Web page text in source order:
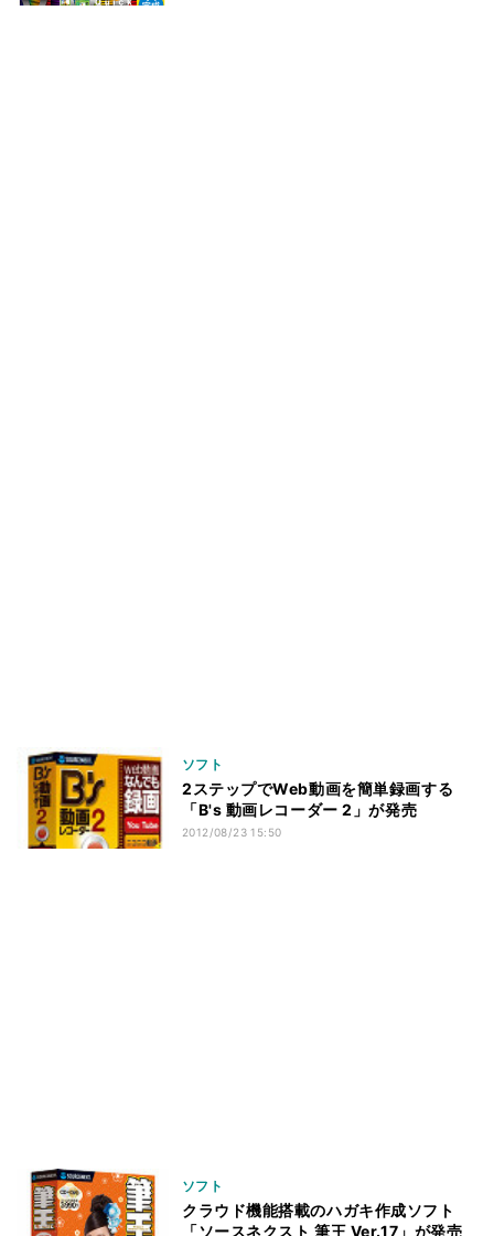
ソフト
2ステップでWeb動画を簡単録画する
「B's 動画レコーダー 2」が発売
2012/08/23 15:50
ソフト
クラウド機能搭載のハガキ作成ソフト
「ソースネクスト 筆王 Ver.17」が発売